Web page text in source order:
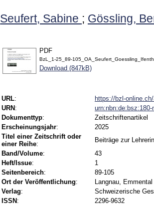
Seufert, Sabine ; Gössling,
PDF
BzL_1-25_89-
Download (847kB)
URL:
https://bzl-
URN :
urn:nbn:de:bsz:180-
Dokumenttyp:
Zeitschriftenartikel
Erscheinungsjahr:
2025
Titel einer Zeitschrift oder
einer Reihe:
Beiträge zur
Band/Volume:
43
Heft/Issue:
1
Seitenbereich:
89-105
Ort der Veröffentlichung:
Langnau, Emmental
Verlag:
Schweizerische
ISSN :
2296-9632